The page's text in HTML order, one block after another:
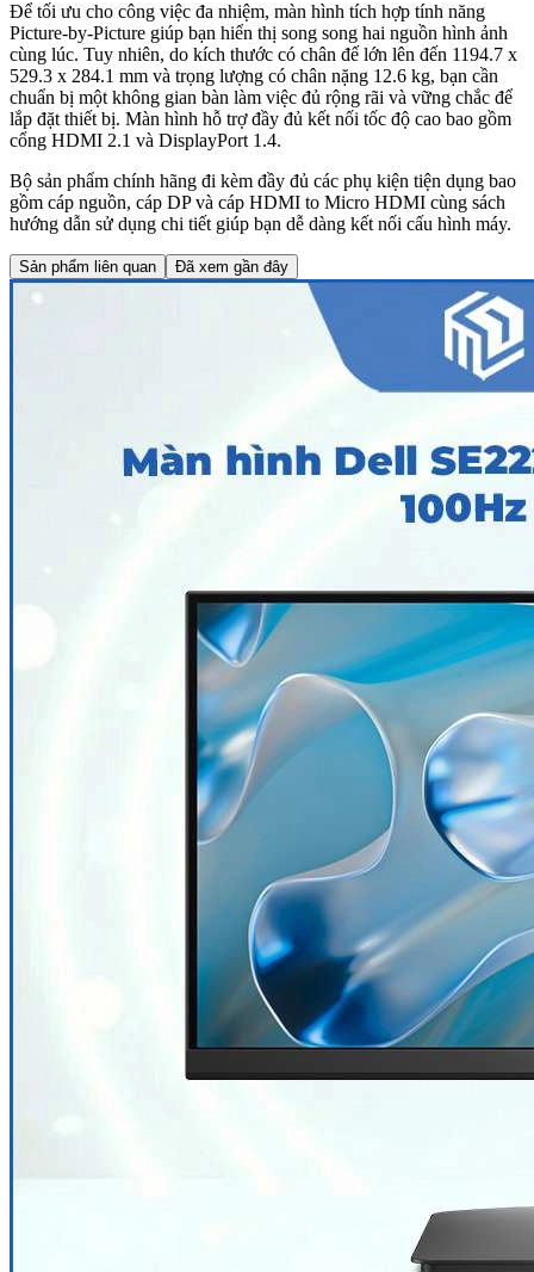
Để tối ưu cho công việc đa nhiệm, màn hình tích hợp tính năng
Picture-by-Picture giúp bạn hiển thị song song hai nguồn hình ảnh
cùng lúc. Tuy nhiên, do kích thước có chân đế lớn lên đến 1194.7 x
529.3 x 284.1 mm và trọng lượng có chân nặng 12.6 kg, bạn cần
chuẩn bị một không gian bàn làm việc đủ rộng rãi và vững chắc để
lắp đặt thiết bị. Màn hình hỗ trợ đầy đủ kết nối tốc độ cao bao gồm
cổng HDMI 2.1 và DisplayPort 1.4.
Bộ sản phẩm chính hãng đi kèm đầy đủ các phụ kiện tiện dụng bao
gồm cáp nguồn, cáp DP và cáp HDMI to Micro HDMI cùng sách
hướng dẫn sử dụng chi tiết giúp bạn dễ dàng kết nối cấu hình máy.
Sản phẩm liên quan Đã xem gần đây